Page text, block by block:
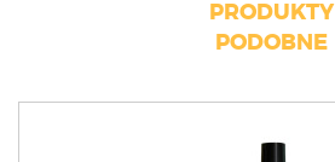
PRODUKTY
PODOBNE